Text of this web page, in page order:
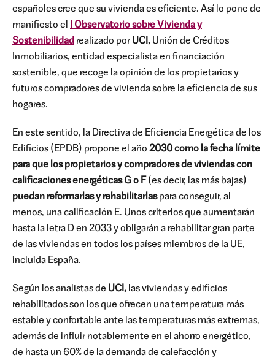
españoles cree que su vivienda es eficiente. Así lo pone de
manifiesto el I Observatorio sobre Vivienda y
Sostenibilidad realizado por UCI, Unión de Créditos
Inmobiliarios, entidad especialista en financiación
sostenible, que recoge la opinión de los propietarios y
futuros compradores de vivienda sobre la eficiencia de sus
hogares.
En este sentido, la Directiva de Eficiencia Energética de los
Edificios (EPDB) propone el año 2030 como la fecha límite
para que los propietarios y compradores de viviendas con
calificaciones energéticas G o F (es decir, las más bajas)
puedan reformarlas y rehabilitarlaspara conseguir, al
menos, una calificación E. Unos criterios que aumentarán
hasta la letra D en 2033 y obligarán a rehabilitar gran parte
de las viviendas en todos los países miembros de la UE,
incluida España.
Según los analistas de UCI, las viviendas y edificios
rehabilitados son los que ofrecen una temperatura más
estable y confortable ante las temperaturas más extremas,
además de influir notablemente en el ahorro energético,
de hasta un 60% de la demanda de calefacción y